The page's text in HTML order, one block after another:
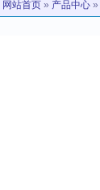
网站首页 » 产品中心 »